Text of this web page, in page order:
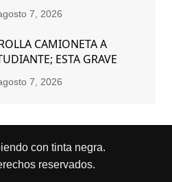
7, 2026
CAMIONETA A
ESTA GRAVE
7, 2026
con tinta negra.
reservados.